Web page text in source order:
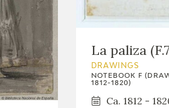
La paliza
DRAWINGS
NOTEBOOK F
1812-1820)
Ca. 1812 -